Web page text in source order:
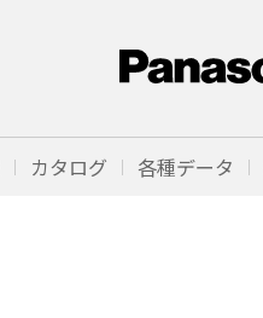
カタログ 各種データ